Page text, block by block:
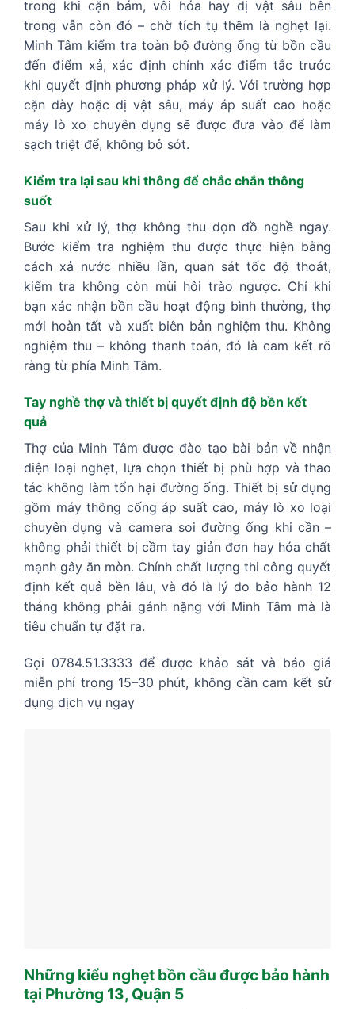
trong khi cặn bám, vôi hóa hay dị vật sâu bên
trong vẫn còn đó – chờ tích tụ thêm là nghẹt lại.
Minh Tâm kiểm tra toàn bộ đường ống từ bồn cầu
đến điểm xả, xác định chính xác điểm tắc trước
khi quyết định phương pháp xử lý. Với trường hợp
cặn dày hoặc dị vật sâu, máy áp suất cao hoặc
máy lò xo chuyên dụng sẽ được đưa vào để làm
sạch triệt để, không bỏ sót.
Kiểm tra lại sau khi thông để chắc chắn thông
suốt
Sau khi xử lý, thợ không thu dọn đồ nghề ngay.
Bước kiểm tra nghiệm thu được thực hiện bằng
cách xả nước nhiều lần, quan sát tốc độ thoát,
kiểm tra không còn mùi hôi trào ngược. Chỉ khi
bạn xác nhận bồn cầu hoạt động bình thường, thợ
mới hoàn tất và xuất biên bản nghiệm thu. Không
nghiệm thu – không thanh toán, đó là cam kết rõ
ràng từ phía Minh Tâm.
Tay nghề thợ và thiết bị quyết định độ bền kết
quả
Thợ của Minh Tâm được đào tạo bài bản về nhận
diện loại nghẹt, lựa chọn thiết bị phù hợp và thao
tác không làm tổn hại đường ống. Thiết bị sử dụng
gồm máy thông cống áp suất cao, máy lò xo loại
chuyên dụng và camera soi đường ống khi cần –
không phải thiết bị cầm tay giản đơn hay hóa chất
mạnh gây ăn mòn. Chính chất lượng thi công quyết
định kết quả bền lâu, và đó là lý do bảo hành 12
tháng không phải gánh nặng với Minh Tâm mà là
tiêu chuẩn tự đặt ra.
Gọi 0784.51.3333 để được khảo sát và báo giá
miễn phí trong 15–30 phút, không cần cam kết sử
dụng dịch vụ ngay
Những kiểu nghẹt bồn cầu được bảo hành
tại Phường 13, Quận 5